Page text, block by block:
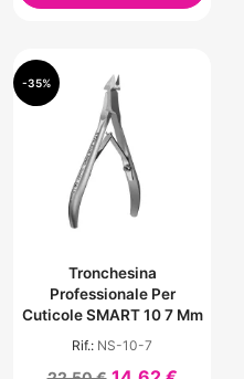
Tronchesina
Professionale Per
Cuticole SMART 10 7 Mm
Rif.: NS-10-7
-35%